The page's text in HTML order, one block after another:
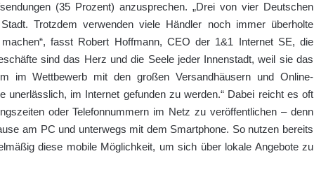
(35 Prozent) anzusprechen. „Drei von vier Deutschen
Trotzdem verwenden viele Händler noch immer überholte
fasst Robert Hoffmann, CEO der 1&1 Internet SE, die
sind das Herz und die Seele jeder Innenstadt, weil sie das
im Wettbewerb mit den großen Versandhäusern und Online-
im Internet gefunden zu werden.“ Dabei reicht es oft
oder Telefonnummern im Netz zu veröffentlichen – denn
am PC und unterwegs mit dem Smartphone. So nutzen bereits
diese mobile Möglichkeit, um sich über lokale Angebote zu